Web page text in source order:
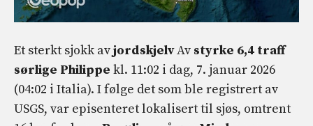
Et sterkt sjokk avjordskjelvAv styrke 6,4 traff
sørlige Philippe kl. 11:02 i dag, 7. januar 2026
(04:02 i Italia). I følge det som ble registrert av
USGS, var episenteret lokalisert til sjøs, omtrent